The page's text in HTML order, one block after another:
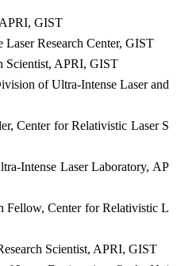
국내협력기관
관련사이트
GIST
Laser Research Center, GIST
Scientist, APRI, GIST
of Ultra-Intense Laser and
Center for Relativistic Laser S
Intense Laser Laboratory, AP
Fellow, Center for Relativistic L
Scientist, APRI, GIST